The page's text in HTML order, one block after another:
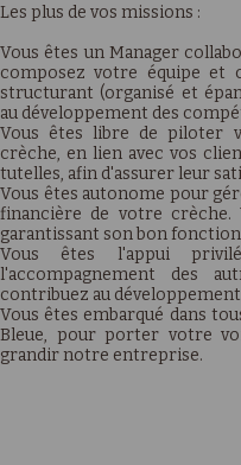
Les plus de vos missions :
Vous êtes un Manager
composez votre équipe et
structurant (organisé et
au développement des
Vous êtes libre de piloter
crèche, en lien avec vos
tutelles, afin d'assurer leur
Vous êtes autonome pour
financière de votre
garantissant son bon
Vous êtes l'appui
l'accompagnement des
contribuez au
Vous êtes embarqué dans
Bleue, pour porter votre
grandir notre entreprise.